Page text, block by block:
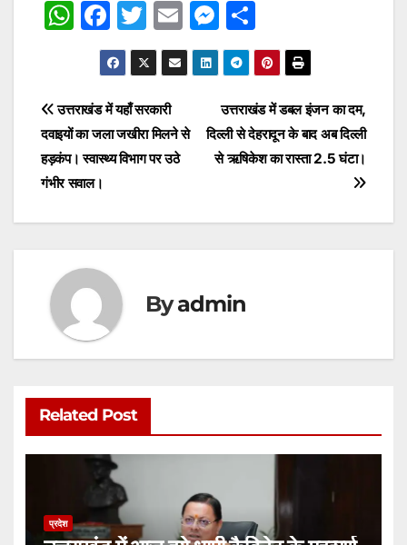
W
s
A
p
p
F
a
c
e
b
o
k
T
w
itt
er
E
m
ai
M
e
s
s
e
n
er
h
ar
e
Post
navigation
उत्तराखंड में डबल इंजन का दम,
दिल्ली से देहरादून के बाद अब दिल्ली
से ऋषिकेश का रास्ता 2.5 घंटा।
उत्तराखंड में यहाँ सरकारी
दवाइयों का जला जखीरा मिलने से
हड़कंप। स्वास्थ्य विभाग पर उठे
गंभीर सवाल।
Byadmin
Related Post
प्रदेश